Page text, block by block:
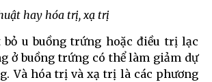
hay hóa trị, xạ trị
bỏ u buồng trứng hoặc điều trị lạc
ở buồng trứng có thể làm giảm dự
Và hóa trị và xạ trị là các phương